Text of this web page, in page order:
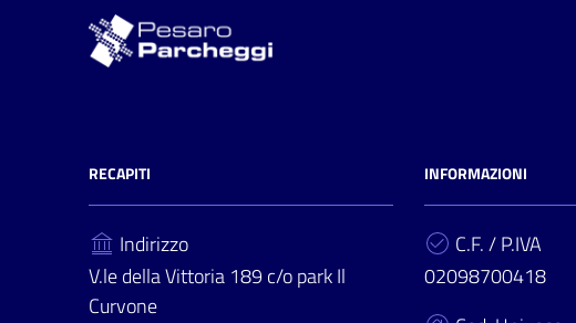
RECAPITI
Indirizzo
V.le della Vittoria 189 c/o park Il
Curvone
INFORMAZIONI
C.F. / P.IVA
02098700418